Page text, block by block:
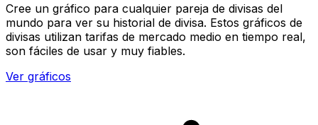
Cree un gráfico para cualquier pareja de divisas del
mundo para ver su historial de divisa. Estos gráficos de
divisas utilizan tarifas de mercado medio en tiempo real,
son fáciles de usar y muy fiables.
Ver gráficos